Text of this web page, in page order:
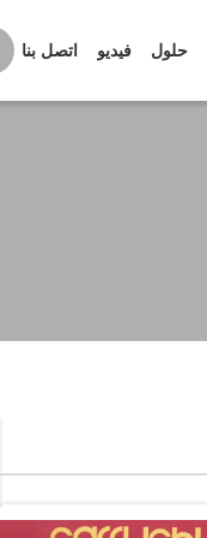
حلول فيديو اتصل بنا